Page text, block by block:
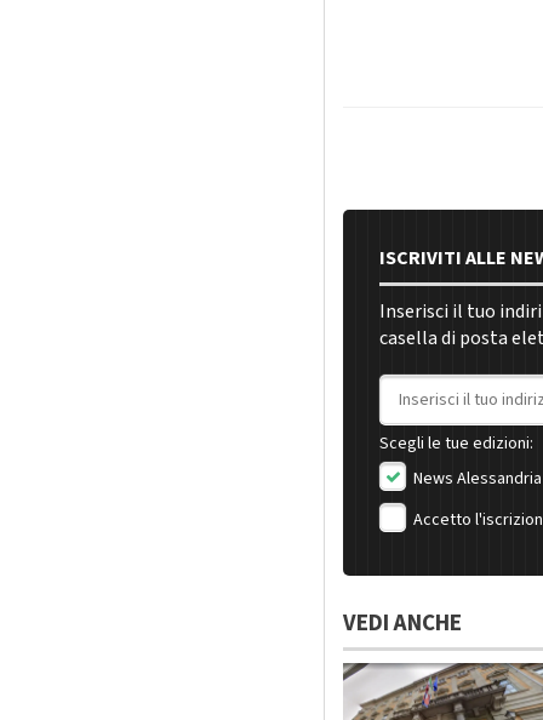
ISCRIVITI ALLE
Inserisci il tuo
casella di posta
Indirizzo email
Scegli le tue edizioni:
News Alessandria
Accetto
VEDI ANCHE